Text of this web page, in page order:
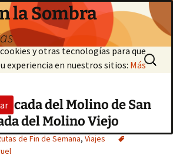
la Sombra
Buscar:
del Molino de San
del Molino Viejo
de Fin de Semana, Viajes
y otras tecnologías para que
experiencia en nuestros sitios: Más